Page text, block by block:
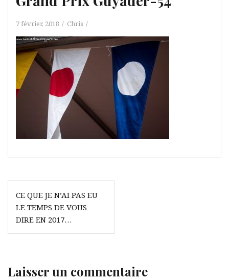
7 février, 2018 Chris
Navigation
de
l’article
CE QUE JE N’AI PAS EU
LE TEMPS DE VOUS
DIRE EN 2017…
Laisser un commentaire